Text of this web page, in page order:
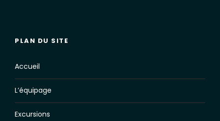
PLAN DU SITE
Accueil
L’équipage
Excursions